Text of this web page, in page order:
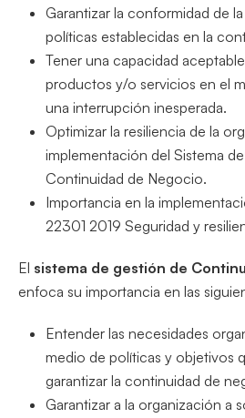
Garantizar la conformidad de
políticas establecidas en la
Tener una capacidad
productos y/o servicios en el
una interrupción inesperada.
Optimizar la resiliencia de la
implementación del Sistema
Continuidad de Negocio.
Importancia en la
22301 2019 Seguridad y
El sistema de gestión de
enfoca su importancia en las
Entender las necesidades
medio de políticas y objetivos
garantizar la continuidad de
Garantizar a la organización a